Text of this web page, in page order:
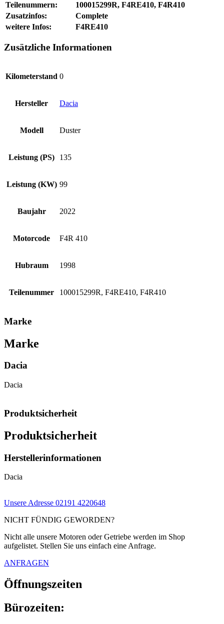
Teilenummern:
100015299R, F4RE410, F4R410
Zusatzinfos:
Complete
weitere Infos:
F4RE410
Zusätzliche Informationen
Kilometerstand 0
Hersteller Dacia
Modell Duster
Leistung (PS) 135
Leistung (KW) 99
Baujahr 2022
Motorcode F4R 410
Hubraum 1998
Teilenummer 100015299R, F4RE410, F4R410
Marke
Marke
Dacia
Dacia
Produktsicherheit
Produktsicherheit
Herstellerinformationen
Dacia
Unsere Adresse 02191 4220648
NICHT FÜNDIG GEWORDEN?
Nicht alle unsere Motoren oder Getriebe werden im Shop
aufgelistet. Stellen Sie uns einfach eine Anfrage.
ANFRAGEN
Öffnungszeiten
Bürozeiten: